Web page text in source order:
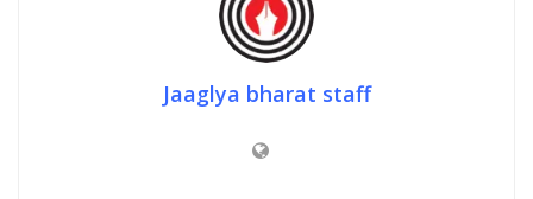
Jaaglya bharat staff